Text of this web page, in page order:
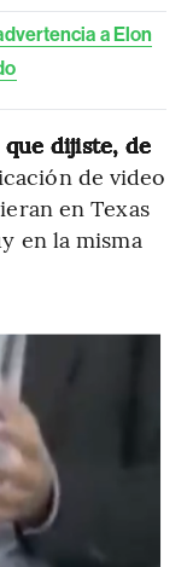
a Elon
dijiste, de
de video
en Texas
en la misma